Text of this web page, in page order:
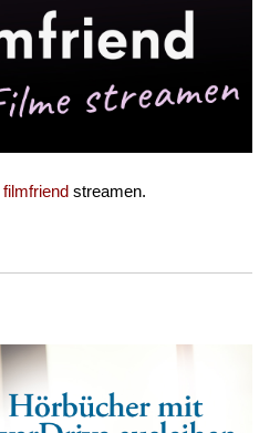
filmfriend streamen.